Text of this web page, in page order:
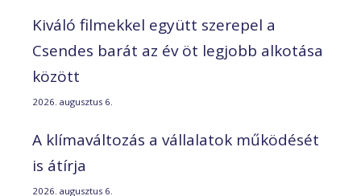
Kiváló filmekkel együtt szerepel a
Csendes barát az év öt legjobb alkotása
között
2026. augusztus 6.
A klímaváltozás a vállalatok működését
is átírja
2026. augusztus 6.